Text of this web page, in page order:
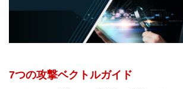
7つの攻撃ベクトルガイド